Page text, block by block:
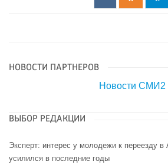
НОВОСТИ ПАРТНЕРОВ
Новости СМИ2
ВЫБОР РЕДАКЦИИ
Эксперт: интерес у молодежи к переезду в
усилился в последние годы